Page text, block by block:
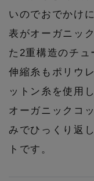
いのでおでかけ
表がオーガニッ
た2重構造のチュ
伸縮糸もポリウ
ットン糸を使用
オーガニックコ
みでひっくり返
トです。